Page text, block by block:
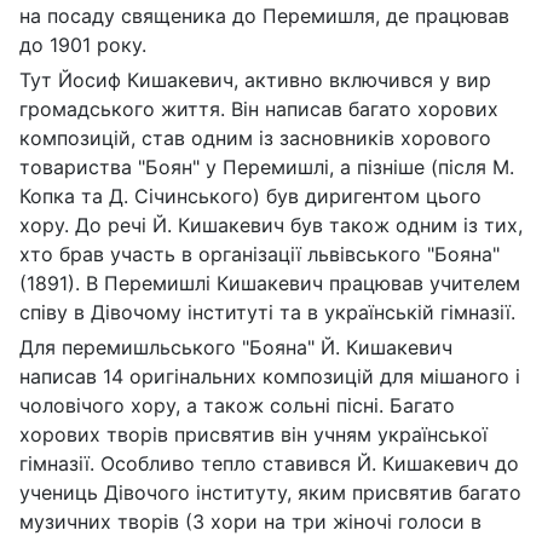
на посаду священика до Перемишля, де працював
до 1901 року.
Тут Йосиф Кишакевич, активно включився у вир
громадського життя. Він написав багато хорових
композицій, став одним із засновників хорового
товариства "Боян" у Перемишлі, а пізніше (після М.
Копка та Д. Січинського) був диригентом цього
хору. До речі Й. Кишакевич був також одним із тих,
хто брав участь в організації львівського "Бояна"
(1891). В Перемишлі Кишакевич працював учителем
співу в Дівочому інституті та в українській гімназії.
Для перемишльського "Бояна" Й. Кишакевич
написав 14 оригінальних композицій для мішаного і
чоловічого хору, а також сольні пісні. Багато
хорових творів присвятив він учням української
гімназії. Особливо тепло ставився Й. Кишакевич до
учениць Дівочого інституту, яким присвятив багато
музичних творів (3 хори на три жіночі голоси в